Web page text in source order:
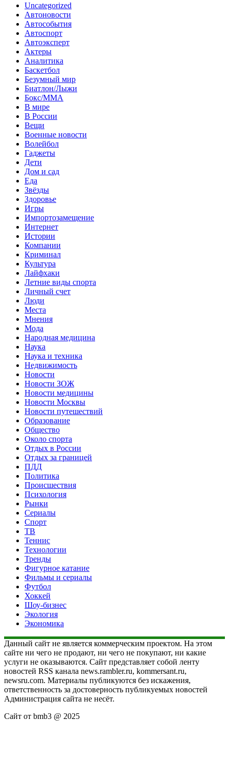
Uncategorized
Автоновости
Автособытия
Автоспорт
Автоэксперт
Актеры
Аналитика
Баскетбол
Безумный мир
Биатлон/Лыжи
Бокс/MMA
В мире
В России
Вещи
Военные новости
Волейбол
Гаджеты
Дети
Дом и сад
Еда
Звёзды
Здоровье
Игры
Импортозамещение
Интернет
Истории
Компании
Криминал
Культура
Лайфхаки
Летние виды спорта
Личный счет
Люди
Места
Мнения
Мода
Народная медицина
Наука
Наука и техника
Недвижимость
Новости
Новости ЗОЖ
Новости медицины
Новости Москвы
Новости путешествий
Образование
Общество
Около спорта
Отдых в России
Отдых за границей
ПДД
Политика
Происшествия
Психология
Рынки
Сериалы
Спорт
ТВ
Теннис
Технологии
Тренды
Фигурное катание
Фильмы и сериалы
Футбол
Хоккей
Шоу-бизнес
Экология
Экономика
Данный сайт не является коммерческим проектом. На этом
сайте ни чего не продают, ни чего не покупают, ни какие
услуги не оказываются. Сайт представляет собой ленту
новостей RSS канала news.rambler.ru, kommersant.ru,
newsru.com. Материалы публикуются без искажения,
ответственность за достоверность публикуемых новостей
Администрация сайта не несёт.
Сайт от bmb3 @ 2025